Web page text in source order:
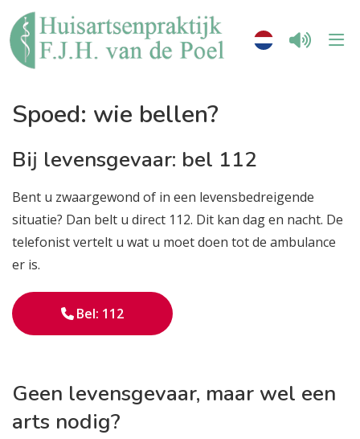
Spoed: wie bellen?
Bij levensgevaar: bel 112
Bent u zwaargewond of in een levensbedreigende
situatie? Dan belt u direct 112. Dit kan dag en nacht. De
telefonist vertelt u wat u moet doen tot de ambulance
er is.
Bel: 112
Geen levensgevaar, maar wel een
arts nodig?